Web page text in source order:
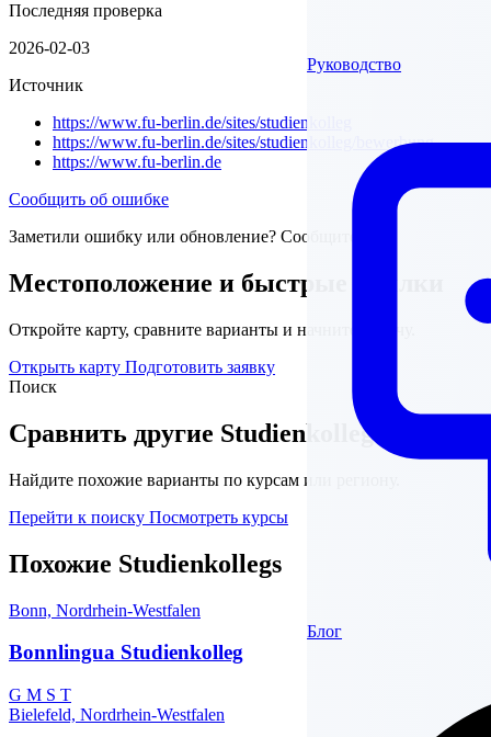
Руководство
Блог
Последняя проверка
2026-02-03
Источник
https://www.fu-berlin.de/sites/studienkolleg
https://www.fu-berlin.de/sites/studienkolleg/bewerbung
https://www.fu-berlin.de
Сообщить об ошибке
Заметили ошибку или обновление? Сообщите нам.
Местоположение и быстрые ссылки
Откройте карту, сравните варианты и начните подачу.
Открыть карту Подготовить заявку
Поиск
Сравнить другие Studienkollegs
Найдите похожие варианты по курсам или региону.
Перейти к поиску Посмотреть курсы
Похожие Studienkollegs
Bonn, Nordrhein-Westfalen
Bonnlingua Studienkolleg
G M S T
Bielefeld, Nordrhein-Westfalen